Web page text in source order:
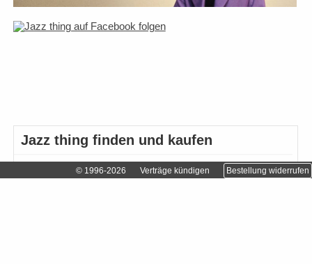
Jazz thing finden und kaufen
Abonnieren© 1996-2026 Verträge kündigen Bestellung widerrufen